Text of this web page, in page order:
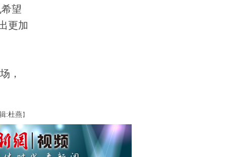
望
更加
，
:杜燕 】